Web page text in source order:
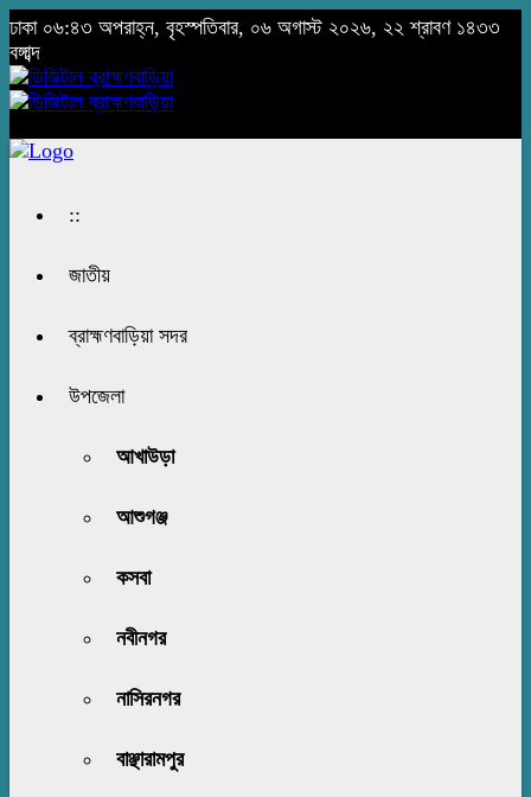
ঢাকা ০৬:৪৩ অপরাহ্ন, বৃহস্পতিবার, ০৬ অগাস্ট ২০২৬, ২২ শ্রাবণ ১৪৩৩
বঙ্গাব্দ
::
জাতীয়
ব্রাহ্মণবাড়িয়া সদর
উপজেলা
আখাউড়া
আশুগঞ্জ
কসবা
নবীনগর
নাসিরনগর
বাঞ্ছারামপুর